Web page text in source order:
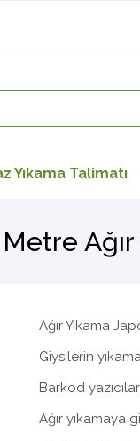
Yıkama Talimatı
Ağır Yıkama
Giysilerin
Barkod
Ağır yıkamaya